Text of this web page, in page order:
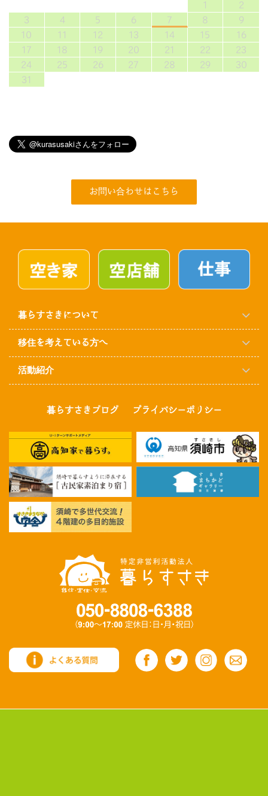
1
2
3
4 5 6 7 8
9
10
11 12 13 14 15
16
17
18 19 20 21 22
23
24
25 26 27 28 29
30
31
お問い合わせはこちら
暮らすさきについて
移住を考えている方へ
活動紹介
暮らすさきブログ プライバシーポリシー